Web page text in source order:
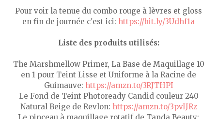
Pour voir la tenue du combo rouge à lèvres et gloss
en fin de journée c'est ici: https://bit.ly/3Udhf1a
Liste des produits utilisés:
The Marshmellow Primer, La Base de Maquillage 10
en 1 pour Teint Lisse et Uniforme à la Racine de
Guimauve: https://amzn.to/3RJTHPI
Le Fond de Teint Photoready Candid couleur 240
Natural Beige de Revlon: https://amzn.to/3pvIJRz